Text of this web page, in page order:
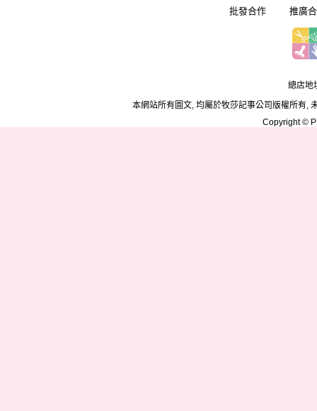
批發合作 推廣
總店地
本網站所有圖文, 均屬於牧莎記事公司版權所有,
Copyright ©